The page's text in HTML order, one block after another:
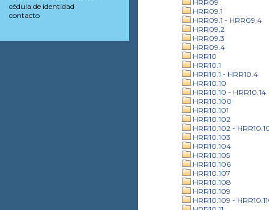
HRR09
HRR09.1
HRR09.1 - HRR09.4
HRR09.2
HRR09.3
HRR09.4
HRR10
HRR10.1
HRR10.1 - HRR10.4
HRR10.10
HRR10.10 - HRR10.14
HRR10.100
HRR10.101
HRR10.102
HRR10.102 -
HRR10.103
HRR10.104
HRR10.105
HRR10.106
HRR10.107
HRR10.108
HRR10.109
HRR10.109 -
cédula de identidad
contacto